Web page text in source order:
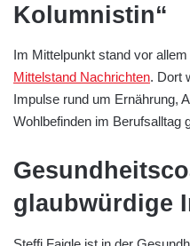
Kolumnistin“
Im Mittelpunkt stand vor
Mittelstand Nachrichten. Dort
Impulse rund um Ernährung,
Wohlbefinden im Berufsalltag
glaubwürdige